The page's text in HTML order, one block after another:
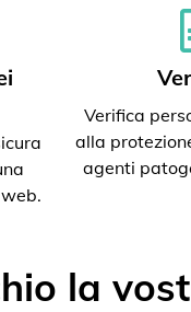
Verifica
alla
agenti
la